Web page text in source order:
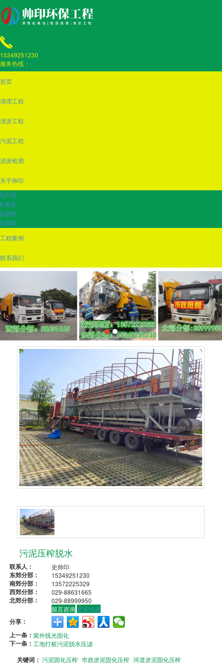
15349251230
服务热线：
首页
清理工程
清淤工程
污泥工程
清淤检测
关于帅印
介绍
资质
新闻
新闻
工程案例
联系我们
污泥压榨脱水
联系人： 史帅印
东郊分部： 15349251230
南郊分部： 13572225329
西郊分部： 029-88631665
北郊分部：
029-88999950
留言咨询 更多信息
分享：
上一条：紫外线光固化
下一条： 工地打桩污泥脱水压滤
关键词：污泥固化压榨 市政淤泥固化压榨 河道淤泥固化压榨